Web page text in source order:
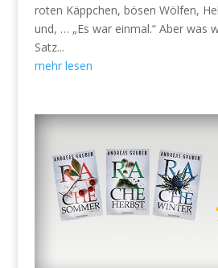
roten Käppchen, bösen Wölfen,
und, … „Es war einmal.“ Aber was
Satz...
mehr lesen